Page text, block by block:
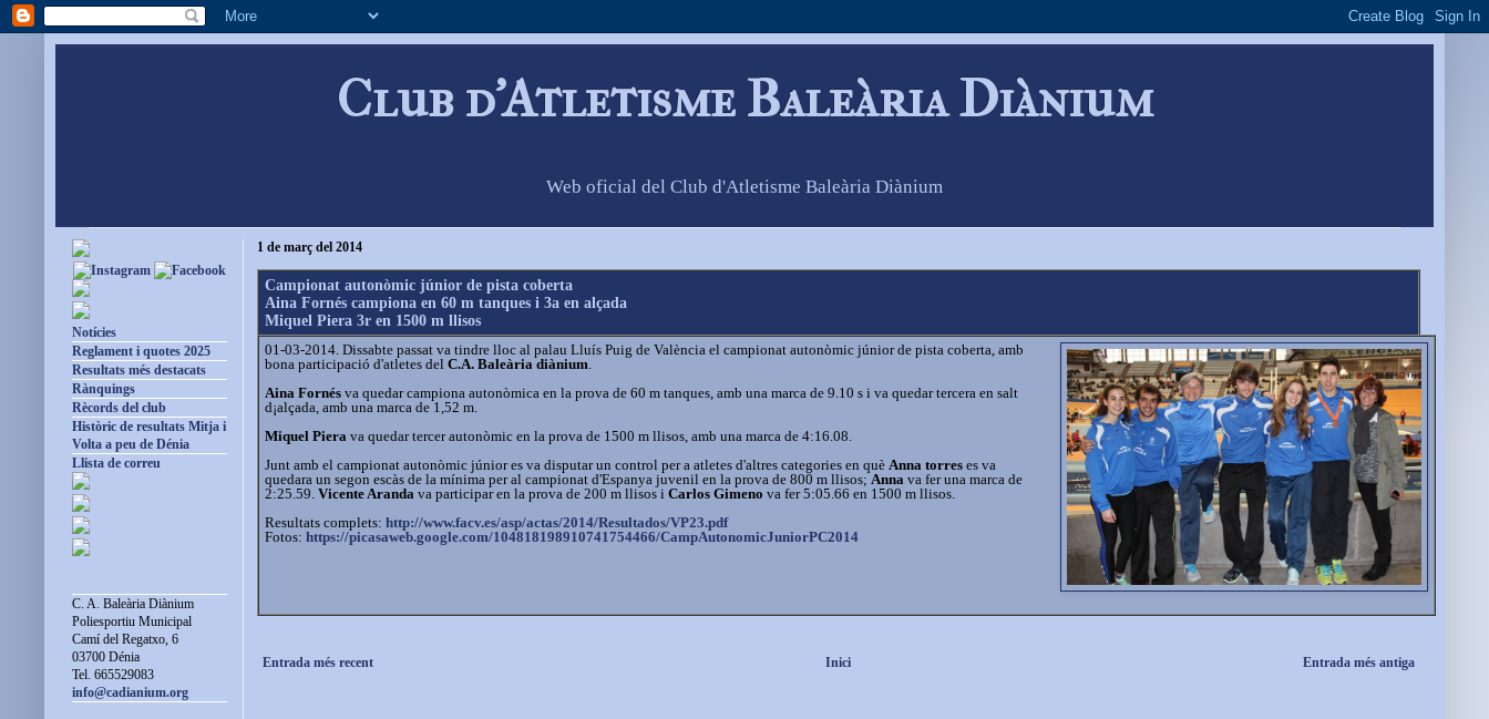
Club d'Atletisme Baleària Diànium
Web oficial del Club d'Atletisme Baleària Diànium
1 de març del 2014
Campionat autonòmic júnior de pista coberta
Aina Fornés campiona en 60 m tanques i 3a en alçada
Miquel Piera 3r en 1500 m llisos
01-03-2014. Dissabte passat va tindre lloc al palau Lluís Puig de València el campionat autonòmic júnior de pista coberta, amb
bona participació d'atletes del C.A. Baleària diànium
Aina Fornés va quedar campiona autonòmica en la prova de 60 m tanques, amb una marca de 9.10 s i va quedar tercera en salt
d¡alçada, amb una marca de 1,52 m.
Miquel Piera va quedar tercer autonòmic en la prova de 1500 m llisos, amb una marca de 4:16.08.
Junt amb el campionat autonòmic júnior es va disputar un control per a atletes d'altres categories en què Anna torres es va
quedara un segon escàs de la mínima per al campionat d'Espanya juvenil en la prova de 800 m llisos;Anna va fer una marca de
2:25.59. Vicente Aranda va participar en la prova de 200 m llisos i Carlos Gimeno va fer 5:05.66 en 1500 m llisos.
Resultats complets: http://www.facv.es/asp/actas/2014/Resultados/VP23.pdf
Fotos: https://picasaweb.google.com/104818198910741754466/CampAutonomicJuniorPC2014
Entrada més recent Entrada més antiga
Inici
Notícies
Reglament i quotes 2025
Resultats més destacats
Rànquings
Rècords del club
Històric de resultats Mitja i
Volta a peu de Dénia
Llista de correu
C. A. Baleària Diànium
Poliesportiu Municipal
Camí del Regatxo, 6
03700 Dénia
Tel. 665529083
info@cadianium.org